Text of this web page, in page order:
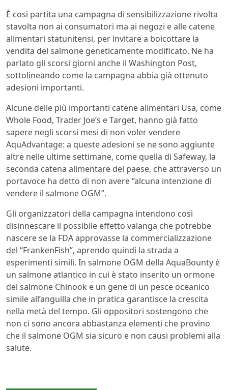
È così partita una campagna di sensibilizzazione rivolta
stavolta non ai consumatori ma ai negozi e alle catene
alimentari statunitensi, per invitare a boicottare la
vendita del salmone geneticamente modificato. Ne ha
parlato gli scorsi giorni anche il Washington Post,
sottolineando come la campagna abbia già ottenuto
adesioni importanti.
Alcune delle più importanti catene alimentari Usa, come
Whole Food, Trader Joe’s e Target, hanno già fatto
sapere negli scorsi mesi di non voler vendere
AquAdvantage: a queste adesioni se ne sono aggiunte
altre nelle ultime settimane, come quella di Safeway, la
seconda catena alimentare del paese, che attraverso un
portavoce ha detto di non avere “alcuna intenzione di
vendere il salmone OGM”.
Gli organizzatori della campagna intendono così
disinnescare il possibile effetto valanga che potrebbe
nascere se la FDA approvasse la commercializzazione
del “FrankenFish”, aprendo quindi la strada a
esperimenti simili. In salmone OGM della AquaBounty è
un salmone atlantico in cui è stato inserito un ormone
del salmone Chinook e un gene di un pesce oceanico
simile all’anguilla che in pratica garantisce la crescita
nella metà del tempo. Gli oppositori sostengono che
non ci sono ancora abbastanza elementi che provino
che il salmone OGM sia sicuro e non causi problemi alla
salute.